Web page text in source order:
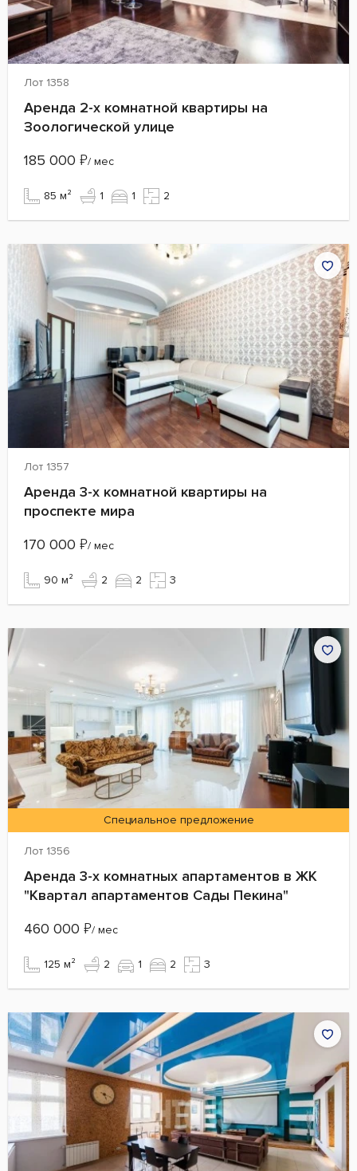
Лот 1358
Аренда 2-х комнатной квартиры на
Зоологической улице
185 000 ₽/ мес
85 м² 1 1 2
Лот 1357
Аренда 3-х комнатной квартиры на
проспекте мира
170 000 ₽/ мес
90 м² 2 2 3
Специальное предложение
Лот 1356
Аренда 3-х комнатных апартаментов в ЖК
"Квартал апартаментов Сады Пекина"
460 000 ₽/ мес
125 м² 2 1 2 3